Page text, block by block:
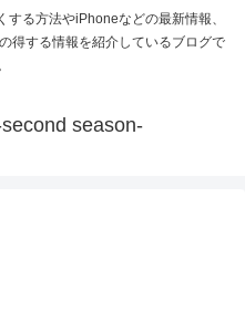
る方法やiPhoneなどの最新情報、
得する情報を紹介しているブログで
season-